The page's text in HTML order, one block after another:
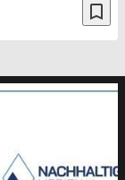
bookmark_border